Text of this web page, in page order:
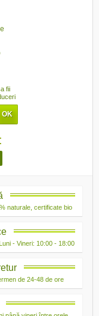
fii
naturale, certificate bio
- Vineri: 10:00 - 18:00
de 24-48 de ore